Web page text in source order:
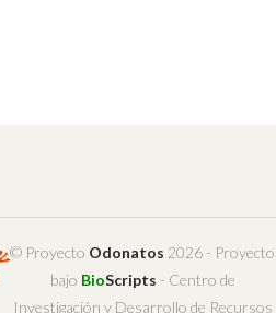
© Proyecto Odonatos 2026 - Proyecto
bajo BioScripts - Centro de
Investigación y Desarrollo de Recursos